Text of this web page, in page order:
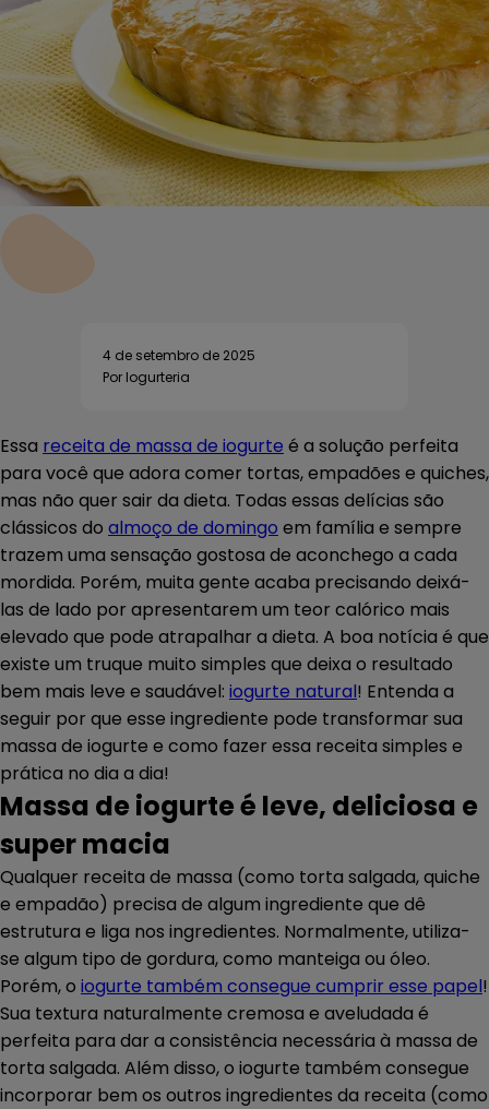
4 de setembro de 2025
Por Iogurteria
Essa receita de massa de iogurte é a solução perfeita
para você que adora comer tortas, empadões e quiches,
mas não quer sair da dieta. Todas essas delícias são
clássicos do almoço de domingo em família e sempre
trazem uma sensação gostosa de aconchego a cada
mordida. Porém, muita gente acaba precisando deixá-
las de lado por apresentarem um teor calórico mais
elevado que pode atrapalhar a dieta. A boa notícia é que
existe um truque muito simples que deixa o resultado
bem mais leve e saudável: iogurte natural! Entenda a
seguir por que esse ingrediente pode transformar sua
massa de iogurte e como fazer essa receita simples e
prática no dia a dia!
Massa de iogurte é leve, deliciosa e
super macia
Qualquer receita de massa (como torta salgada, quiche
e empadão) precisa de algum ingrediente que dê
estrutura e liga nos ingredientes. Normalmente, utiliza-
se algum tipo de gordura, como manteiga ou óleo.
Porém, o iogurte também consegue cumprir esse papel!
Sua textura naturalmente cremosa e aveludada é
perfeita para dar a consistência necessária à massa de
torta salgada. Além disso, o iogurte também consegue
incorporar bem os outros ingredientes da receita (como